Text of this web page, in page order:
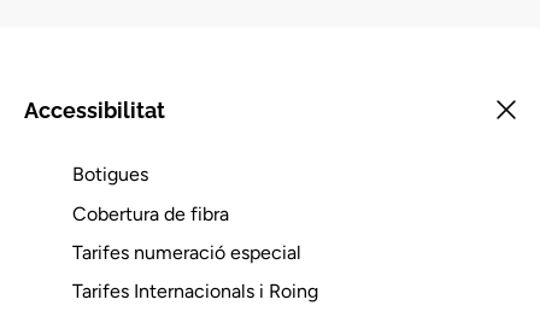
Accessibilitat
Botigues
Cobertura de fibra
Tarifes numeració especial
Tarifes Internacionals i Roing